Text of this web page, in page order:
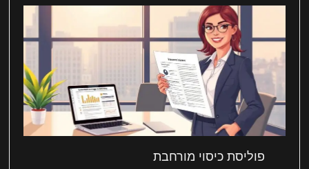
פוליסת כיסוי מורחבת